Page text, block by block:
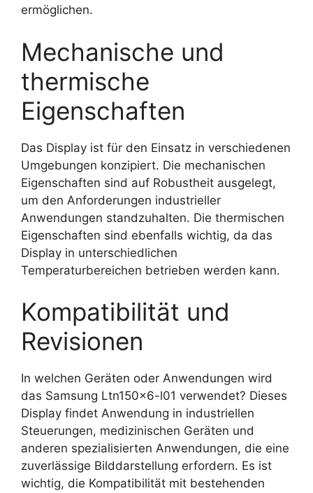
ermöglichen.
Mechanische und
thermische
Eigenschaften
Das Display ist für den Einsatz in verschiedenen
Umgebungen konzipiert. Die mechanischen
Eigenschaften sind auf Robustheit ausgelegt,
um den Anforderungen industrieller
Anwendungen standzuhalten. Die thermischen
Eigenschaften sind ebenfalls wichtig, da das
Display in unterschiedlichen
Temperaturbereichen betrieben werden kann.
Kompatibilität und
Revisionen
In welchen Geräten oder Anwendungen wird
das Samsung Ltn150x6-l01 verwendet? Dieses
Display findet Anwendung in industriellen
Steuerungen, medizinischen Geräten und
anderen spezialisierten Anwendungen, die eine
zuverlässige Bilddarstellung erfordern. Es ist
wichtig, die Kompatibilität mit bestehenden